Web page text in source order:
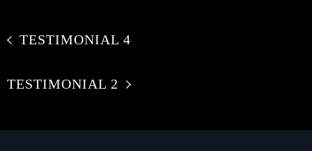
TESTIMONIAL 4
TESTIMONIAL 2